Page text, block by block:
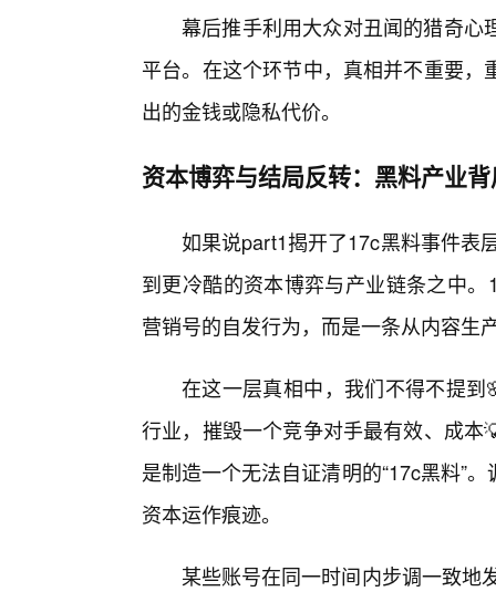
幕后推手利用大众对丑闻的猎奇心
平台。在这个环节中，真相并不重要
出的金钱或隐私代价。
资本博弈与结局反转：黑料产业
如果说part1揭开了17c黑料事件表
到更冷酷的资本博弈与产业链条之中
营销号的自发行为，而是一条从内容生
在这一层真相中，我们不得不提到
行业，摧毁一个竞争对手最有效、成
是制造一个无法自证清明的“17c黑料”
资本运作痕迹。
某些账号在同一时间内步调一致地